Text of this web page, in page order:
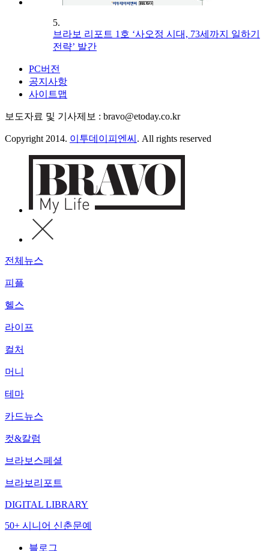
5.
브라보 리포트 1호 ‘사오정 시대, 73세까지 일하기
전략’ 발간
PC버전
공지사항
사이트맵
보도자료 및 기사제보 : bravo@etoday.co.kr
Copyright 2014. 이투데이피엔씨 . All rights reserved
전체뉴스
피플
헬스
라이프
컬처
머니
테마
카드뉴스
컷&칼럼
브라보스페셜
브라보리포트
DIGITAL LIBRARY
50+ 시니어 신춘문예
블로그